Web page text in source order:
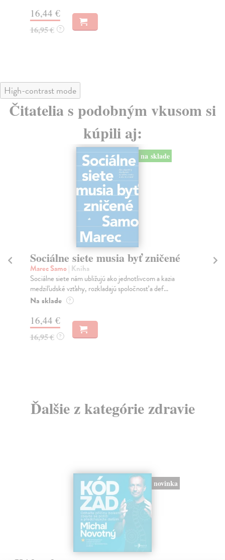
16,44 €
16,95 € ?
High-contrast mode
Čitatelia s podobným vkusom si
kúpili aj:
na sklade
Sociálne siete musia byť zničené
Marec Samo| Kniha
Sociálne siete nám ubližujú ako jednotlivcom a kazia
medziľudské vzťahy, rozkladajú spoločnosť a def...
Na sklade ?
16,44 €
16,95 € ?
Ďalšie z kategórie zdravie
novinka